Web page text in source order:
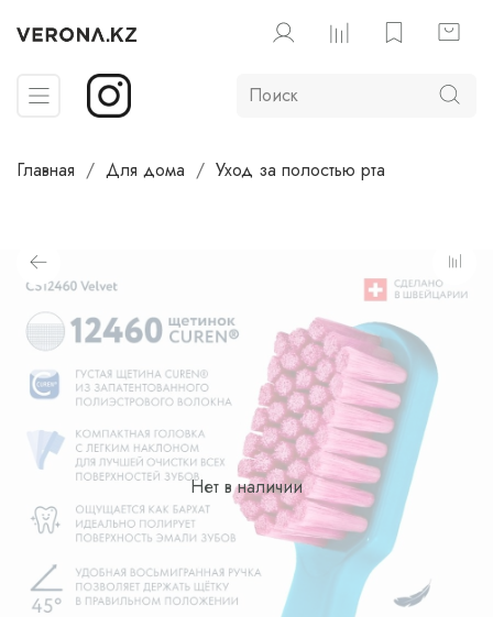
Главная Для дома Уход за полостью рта
Нет в наличии